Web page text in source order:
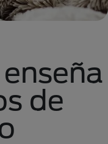
de